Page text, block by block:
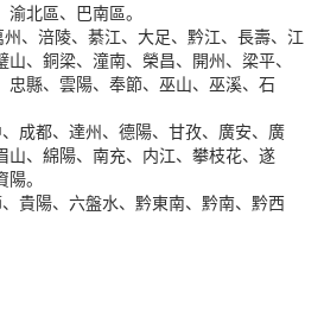
北區、巴南區。
州、涪陵、綦江、大足、黔江、長壽、江
、銅梁、潼南、榮昌、開州、梁平、
忠縣、雲陽、奉節、巫山、巫溪、石
、成都、達州、德陽、甘孜、廣安、廣
山、綿陽、南充、内江、攀枝花、遂
。
、貴陽、六盤水、黔東南、黔南、黔西